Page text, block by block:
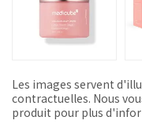
Les images servent
contractuelles. Nous
produit pour plus